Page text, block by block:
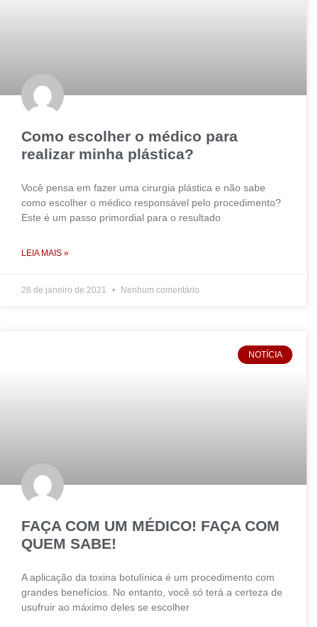
Como escolher o médico para
realizar minha plástica?
Você pensa em fazer uma cirurgia plástica e não sabe
como escolher o médico responsável pelo procedimento?
Este é um passo primordial para o resultado
LEIA MAIS »
26 de janeiro de 2021 Nenhum comentário
NOTÍCIA
FAÇA COM UM MÉDICO! FAÇA COM
QUEM SABE!
A aplicação da toxina botulínica é um procedimento com
grandes benefícios. No entanto, você só terá a certeza de
usufruir ao máximo deles se escolher